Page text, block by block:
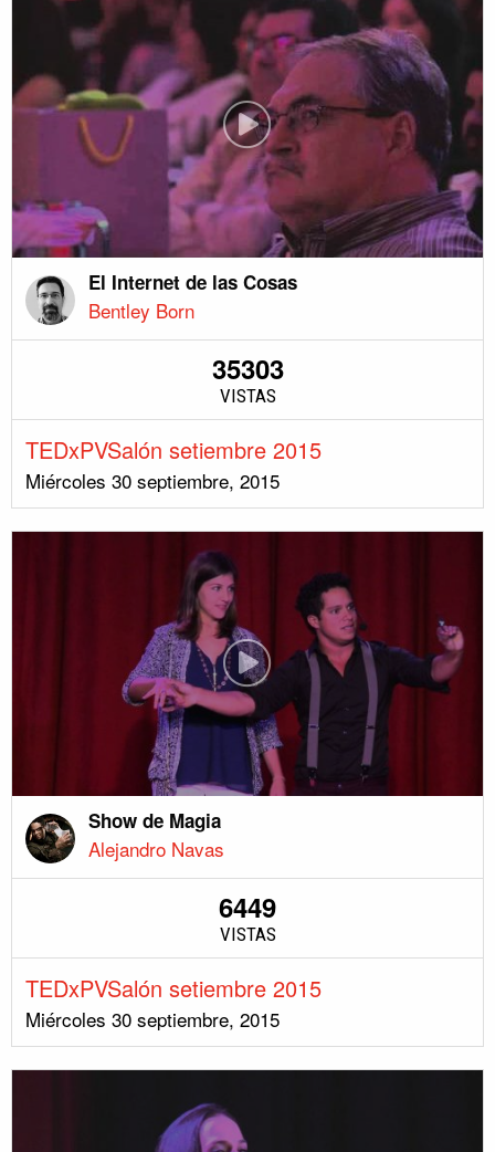
El Internet de las Cosas
Bentley Born
35303
VISTAS
TEDxPVSalón setiembre 2015
Miércoles 30 septiembre, 2015
Show de Magia
Alejandro Navas
6449
VISTAS
TEDxPVSalón setiembre 2015
Miércoles 30 septiembre, 2015